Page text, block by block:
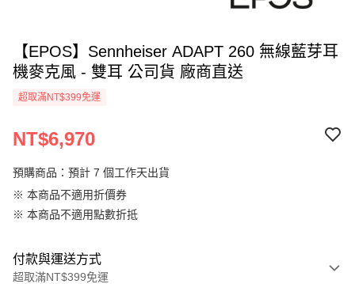
【EPOS】Sennheiser ADAPT 260 無線藍芽耳
機麥克風 - 雙耳 公司貨 廠商直送
超取滿NT$399免運
NT$6,970
預購商品：預計 7 個工作天出貨
※ 本商品不適用折價券
※ 本商品不適用點數折抵
付款與運送方式
超取滿NT$399免運